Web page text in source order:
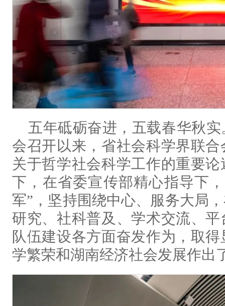
五年砥砺奋进，五载春华秋
会召开以来，省社会科学界联
关于哲学社会科学工作的重要
下，在省委宣传部精心指导下
军”，坚持围绕中心、服务大局
研究、社科普及、学术交流、
队伍建设各方面奋发作为，取
学繁荣和湖南经济社会发展作出